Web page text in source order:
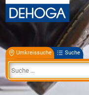
Umkreissuche Suche